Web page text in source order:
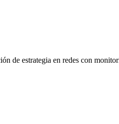
de estrategia en redes con